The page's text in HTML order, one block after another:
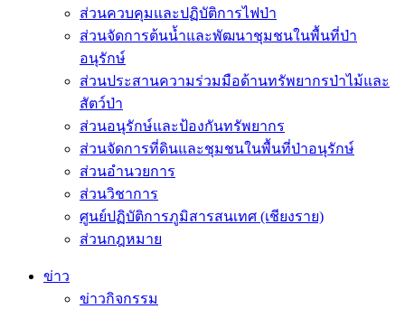
ส่วนควบคุมและปฏิบัติการไฟป่า
ส่วนจัดการต้นน้ำและพัฒนาชุมชนในพื้นที่ป่า
อนุรักษ์
ส่วนประสานความร่วมมือด้านทรัพยากรป่าไม้และ
สัตว์ป่า
ส่วนอนุรักษ์และป้องกันทรัพยากร
ส่วนจัดการที่ดินและชุมชนในพื้นที่ป่าอนุรักษ์
ส่วนอำนวยการ
ส่วนวิชาการ
ศูนย์ปฏิบัติการภูมิสารสนเทศ (เชียงราย)
ส่วนกฎหมาย
ข่าว
ข่าวกิจกรรม